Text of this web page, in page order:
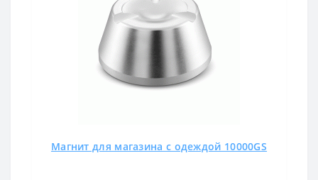
Магнит для магазина с одеждой 10000GS